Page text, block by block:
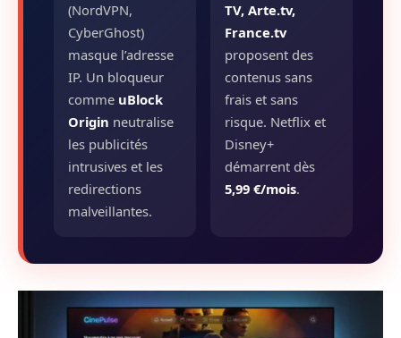
(NordVPN,
CyberGhost)
masque l’adresse
IP. Un bloqueur
comme uBlock
Origin neutralise
les publicités
intrusives et les
redirections
malveillantes.
TV, Arte.tv,
France.tv
proposent des
contenus sans
frais et sans
risque. Netflix et
Disney+
démarrent dès
5,99 €/mois.